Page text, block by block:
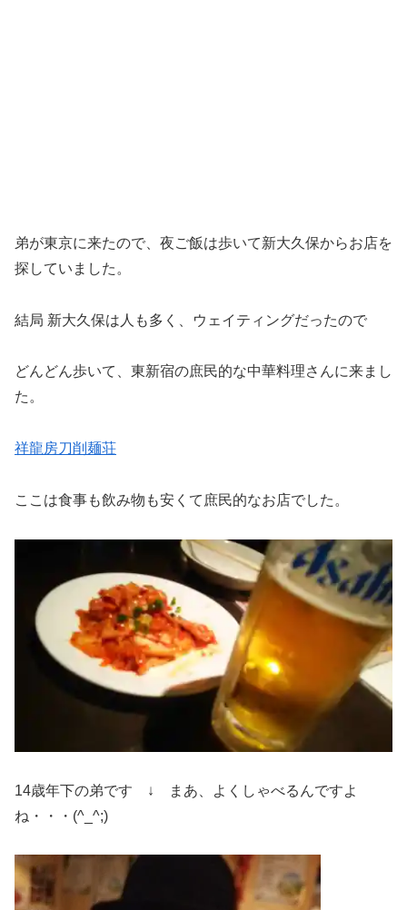
弟が東京に来たので、夜ご飯は歩いて新大久保からお店を
探していました。
結局 新大久保は人も多く、ウェイティングだったので
どんどん歩いて、東新宿の庶民的な中華料理さんに来まし
た。
祥龍房刀削麺荘
ここは食事も飲み物も安くて庶民的なお店でした。
14歳年下の弟です ↓ まあ、よくしゃべるんですよ
ね・・・(^_^;)